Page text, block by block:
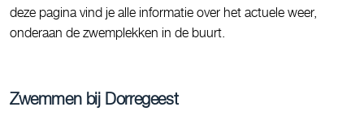
deze pagina vind je alle informatie over het actuele weer,
onderaan de zwemplekken in de buurt.
Zwemmen bij Dorregeest